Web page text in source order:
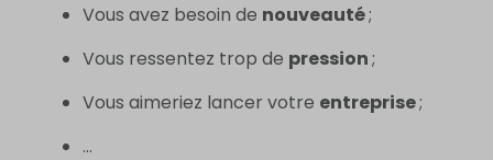
Vous avez besoin de nouveauté;
Vous ressentez trop de pression;
Vous aimeriez lancer votre entreprise;
…